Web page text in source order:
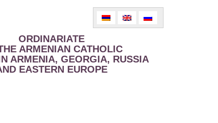
ORDINARIATE
ARMENIAN CATHOLIC
ARMENIA, GEORGIA, RUSSIA
EASTERN EUROPE